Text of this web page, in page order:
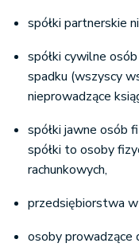
spółki partnerskie
spółki cywilne
spadku (wszyscy
nieprowadzące
spółki jawne osób
spółki to osoby
rachunkowych,
przedsiębiorstwa w
osoby prowadzące